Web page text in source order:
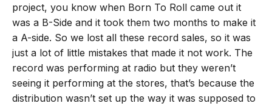
project, you know when Born To Roll came out it
was a B-Side and it took them two months to make it
a A-side. So we lost all these record sales, so it was
just a lot of little mistakes that made it not work. The
record was performing at radio but they weren’t
seeing it performing at the stores, that’s because the
distribution wasn’t set up the way it was supposed to